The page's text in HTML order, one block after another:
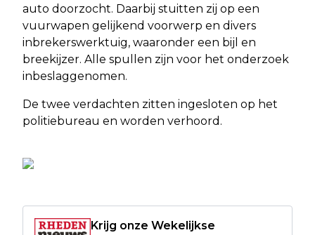
auto doorzocht. Daarbij stuitten zij op een
vuurwapen gelijkend voorwerp en divers
inbrekerswerktuig, waaronder een bijl en
breekijzer. Alle spullen zijn voor het onderzoek
inbeslaggenomen.
De twee verdachten zitten ingesloten op het
politiebureau en worden verhoord.
Krijg onze Wekelijkse